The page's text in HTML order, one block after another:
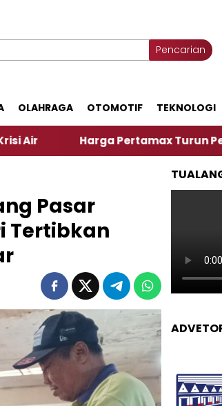
Pencarian
OLAHRAGA OTOMOTIF TEKNOLOGI
Harga Pertamax Turun Per Hari Ini,
Pasar
Tertibkan